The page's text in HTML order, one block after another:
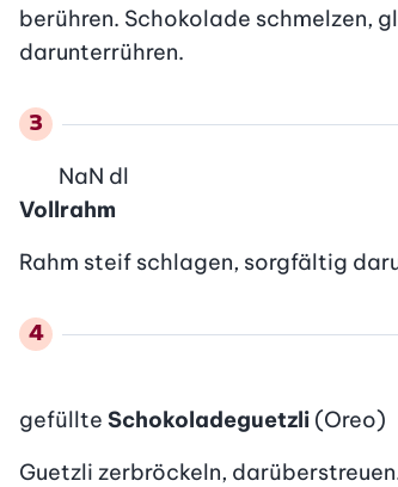
berühren. Schokolade schmelzen,
darunterrühren.
Vollrahm
NaN dl
Rahm steif schlagen, sorgfältig
gefüllte Schokoladeguetzli (Oreo)
Guetzli zerbröckeln,